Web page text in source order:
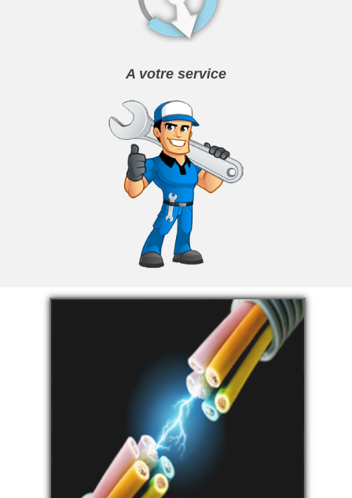
A votre service